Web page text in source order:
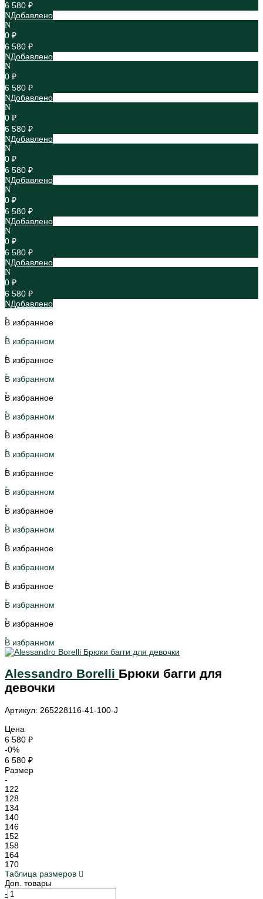
6 580 ₽
Добавлено
0 ₽
6 580 ₽
Добавлено
0 ₽
6 580 ₽
Добавлено
0 ₽
6 580 ₽
Добавлено
0 ₽
6 580 ₽
Добавлено
0 ₽
6 580 ₽
Добавлено
0 ₽
6 580 ₽
Добавлено
0 ₽
6 580 ₽
Добавлено
В избранное
В избранном
В избранное
В избранном
В избранное
В избранном
В избранное
В избранном
В избранное
В избранном
В избранное
В избранном
В избранное
В избранном
В избранное
В избранном
В избранное
В избранном
Alessandro Borelli Брюки багги для
девочки
Артикул: 265228116-41-100-J
Цена
6 580 ₽
-0%
6 580 ₽
Размер
-
122
128
134
140
146
152
158
164
170
Таблица размеров
Доп. товары
-